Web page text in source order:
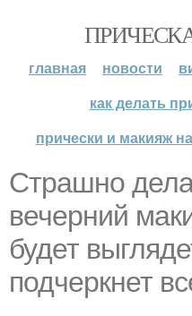
главная новости
как делать
прически и макияж
Страшно
вечерний
будет
подчеркнет